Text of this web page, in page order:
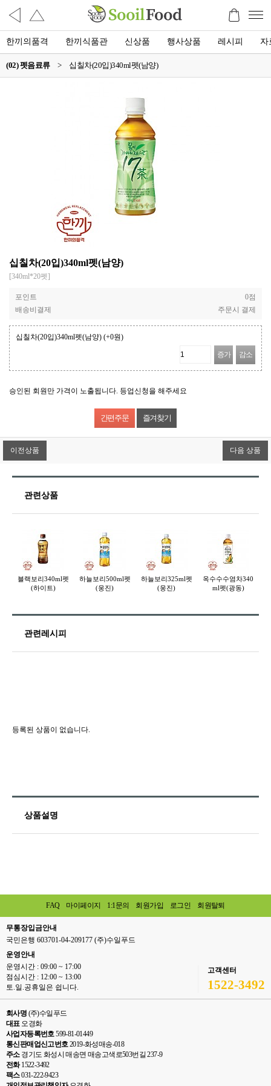
한끼의품격 한끼식품관 신상품 행사상품 레시피 자
(02) 펫음료류 > 십칠차(20입)340ml펫(남양)
십칠차(20입)340ml펫(남양)
[340ml*20펫]
포인트
0점
배송비결제
주문시 결제
십칠차(20입)340ml펫(남양) (+0원)
증가 감소
승인된 회원만 가격이 노출됩니다. 등업신청을 해주세요
즐겨찾기
이전상품 다음 상품
관련상품
블랙보리340ml펫
(하이트)
하늘보리500ml펫
(웅진)
하늘보리325ml펫
(웅진)
옥수수수염차340
ml펫(광동)
관련레시피
등록된 상품이 없습니다.
상품설명
FAQ 마이페이지 1:1문의 회원가입 로그인 회원탈퇴
무통장입금안내
국민은행 603701-04-209177 (주)수일푸드
운영안내
운영시간 : 09:00 ~ 17:00
점심시간 : 12:00 ~ 13:00
토.일.공휴일은 쉽니다.
고객센터
1522-3492
회사명 (주)수일푸드
대표오경화
사업자등록번호599-81-01449
통신판매업신고번호2019-화성매송-018
주소경기도 화성시 매송면 매송고색로503번길 237-9
전화1522-3492
팩스031-222-9423